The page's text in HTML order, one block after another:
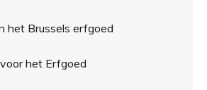
het Brussels erfgoed
het Erfgoed